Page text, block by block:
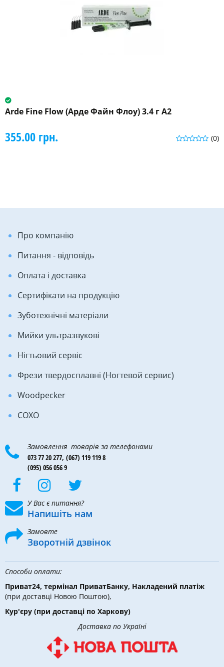
Arde Fine Flow (Арде Файн Флоу) 3.4 г A2
(0)
355.00 грн.
Про компанію
Питання - відповідь
Оплата і доставка
Сертифікати на продукцію
Зуботехнічні матеріали
Мийки ультразвукові
Нігтьовий сервіс
Фрези твердосплавні (Ногтевой сервис)
Woodpecker
COXO
Замовлення товарів за телефонами
073 77 20 277, (067) 119 119 8
(095) 056 056 9
У Вас є питання?
Напишіть нам
Замовте
Зворотній дзвінок
Способи оплати:
Приват24, термінал ПриватБанку, Накладений платіж
(при доставці Новою Поштою),
Кур'єру (при доставці по Харкову)
Доставка по Україні